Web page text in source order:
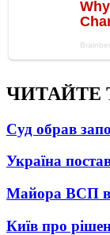
ЧИТАЙТЕ
Суд обрав
Україна
Майора ВСП
Київ про